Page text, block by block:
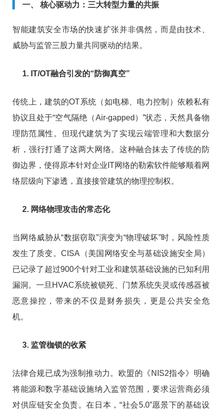
一、 核心驱动力：三大转型力量的共振
智能建筑安全市场的快速扩张并非偶然，而是由技术、
威胁与监管三股力量共同驱动的结果。
1. IT/OT融合引发的“防御真空”
传统上，建筑的OT系统（如电梯、电力控制）依赖私有
协议且处于“空气隔绝（Air-gapped）”状态，天然具备物
理防范属性。但现代建筑为了实现云端管理和大数据分
析，强行打通了这两大网络。这种融合抹去了传统的防
御边界，使得原本针对企业IT网络的勒索软件能够顺着网
络层级向下渗透，直接接管建筑的物理控制权。
2. 网络物理攻击的常态化
当网络威胁从“数据窃取”演变为“物理破坏”时，风险性质
发生了质变。CISA（美国网络安全与基础设施安全局）
已记录了超过900个针对工业和建筑基础设施的已知利用
漏洞。一旦HVAC系统被锁死、门禁系统失灵或传感器被
恶意操控，带来的不仅是财务损失，更是公共安全危
机。
3. 监管枷锁的收紧
法律合规已成为强制推动力。欧盟的《NIS2指令》明确
将能源和数字基础设施纳入监管范围，要求运营商必须
对供应链安全负责。在日本，“社会5.0”愿景下的基础设